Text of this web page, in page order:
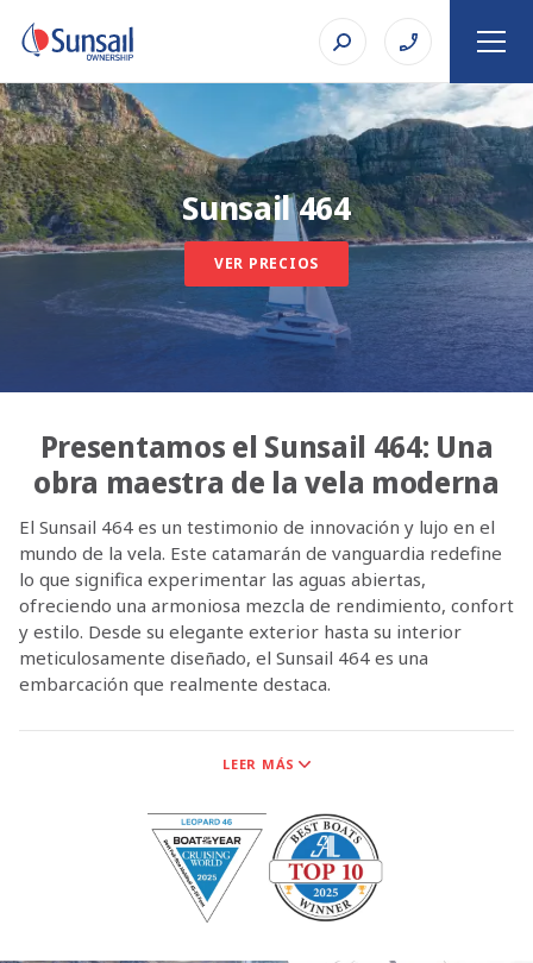
Sunsail 464
VER PRECIOS
Presentamos el Sunsail 464: Una
obra maestra de la vela moderna
El Sunsail 464 es un testimonio de innovación y lujo en el
mundo de la vela. Este catamarán de vanguardia redefine
lo que significa experimentar las aguas abiertas,
ofreciendo una armoniosa mezcla de rendimiento, confort
y estilo. Desde su elegante exterior hasta su interior
meticulosamente diseñado, el Sunsail 464 es una
embarcación que realmente destaca.
LEER MÁS